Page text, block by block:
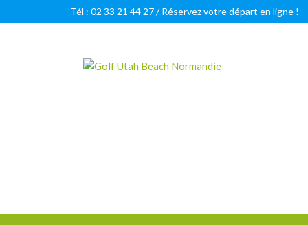
Tél : 02 33 21 44 27 /Réservez votre départ en ligne !